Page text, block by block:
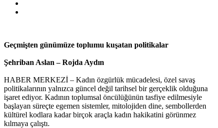
Geçmişten günümüze toplumu kuşatan politikalar
Şehriban Aslan – Rojda Aydın
HABER MERKEZİ – Kadın özgürlük mücadelesi, özel savaş
politikalarının yalnızca güncel değil tarihsel bir gerçeklik olduğuna
işaret ediyor. Kadının toplumsal öncülüğünün tasfiye edilmesiyle
başlayan süreçte egemen sistemler, mitolojiden dine, sembollerden
kültürel kodlara kadar birçok araçla kadın hakikatini görünmez
kılmaya çalıştı.